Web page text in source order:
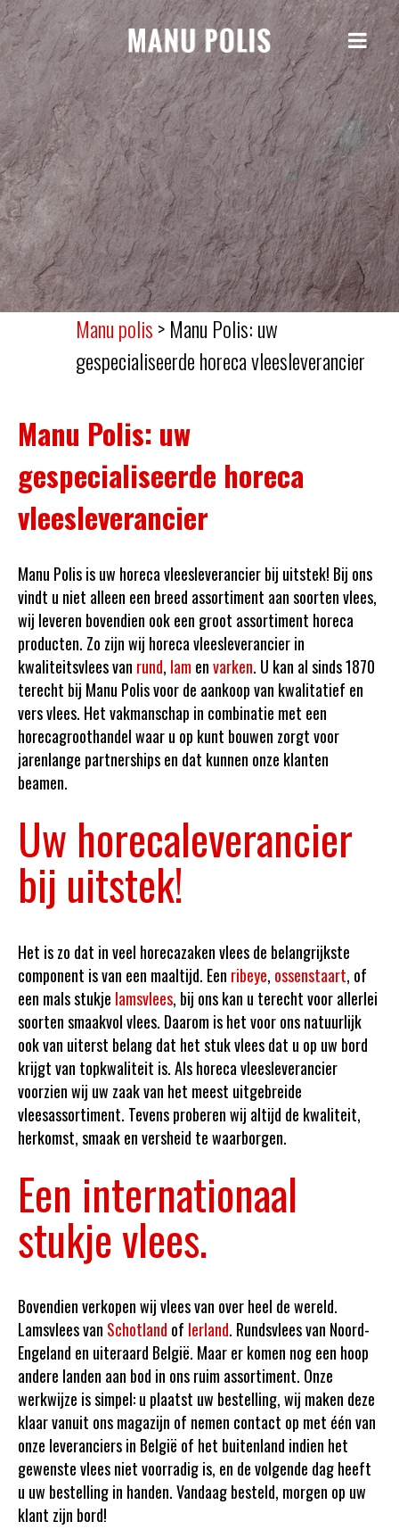
Manu polis>Manu Polis: uw
gespecialiseerde horeca vleesleverancier
Manu Polis: uw
gespecialiseerde horeca
vleesleverancier
Manu Polis is uw horeca vleesleverancier bij uitstek! Bij ons
vindt u niet alleen een breed assortiment aan soorten vlees,
wij leveren bovendien ook een groot assortiment horeca
producten. Zo zijn wij horeca vleesleverancier in
kwaliteitsvlees van rund, lam envarken. U kan al sinds 1870
terecht bij Manu Polis voor de aankoop van kwalitatief en
vers vlees. Het vakmanschap in combinatie met een
horecagroothandel waar u op kunt bouwen zorgt voor
jarenlange partnerships en dat kunnen onze klanten
beamen.
Uw horecaleverancier
bij uitstek!
Het is zo dat in veel horecazaken vlees de belangrijkste
component is van een maaltijd. Een ribeye, ossenstaart, of
een mals stukje lamsvlees, bij ons kan u terecht voor allerlei
soorten smaakvol vlees. Daarom is het voor ons natuurlijk
ook van uiterst belang dat het stuk vlees dat u op uw bord
krijgt van topkwaliteit is. Als horeca vleesleverancier
voorzien wij uw zaak van het meest uitgebreide
vleesassortiment. Tevens proberen wij altijd de kwaliteit,
herkomst, smaak en versheid te waarborgen.
Een internationaal
stukje vlees.
Bovendien verkopen wij vlees van over heel de wereld.
Lamsvlees van Schotland of Ierland. Rundsvlees van Noord-
Engeland en uiteraard België. Maar er komen nog een hoop
andere landen aan bod in ons ruim assortiment. Onze
werkwijze is simpel: u plaatst uw bestelling, wij maken deze
klaar vanuit ons magazijn of nemen contact op met één van
onze leveranciers in België of het buitenland indien het
gewenste vlees niet voorradig is, en de volgende dag heeft
u uw bestelling in handen. Vandaag besteld, morgen op uw
klant zijn bord!